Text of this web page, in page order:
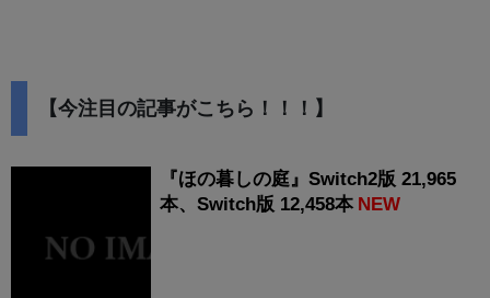
【今注目の記事がこちら！！！】
『ほの暮しの庭』Switch2版 21,965
本、Switch版 12,458本 NEW